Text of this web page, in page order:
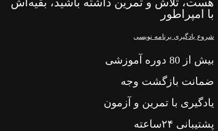
هست، تلاش و تمرین داشته باشید، بقیه‌اش
با امپراطور
شروع یادگیری برنامه نویسی
بیش از 80 دوره آموزشی
ضمانت بازگشت وجه
یادگیری با تمرین و آزمون
پشتیبانی ۲۴ساعته